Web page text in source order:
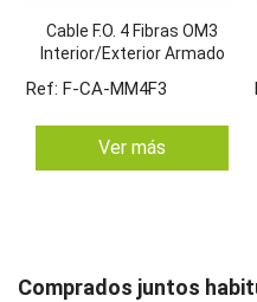
Cable F.O. 4 Fibras OM3
Interior/Exterior Armado
Ref: F-CA-MM4F3
Ver más
Comprados juntos